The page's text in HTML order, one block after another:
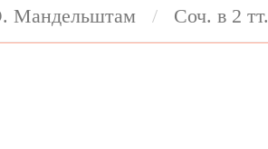
Мандельштам Соч. в 2 тт.